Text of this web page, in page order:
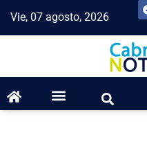
Vie, 07 agosto, 2026